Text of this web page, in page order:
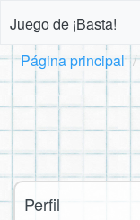
Juego de ¡Basta!
Página principal
Perfil